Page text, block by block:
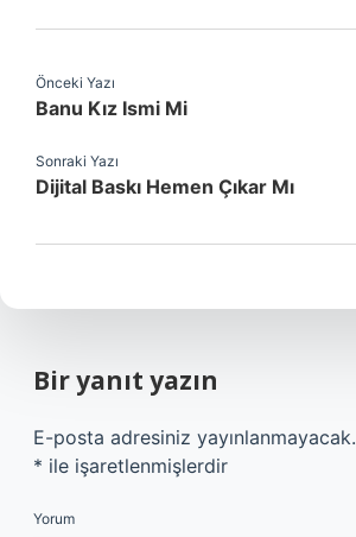
Önceki Yazı
Banu Kız Ismi Mi
Sonraki Yazı
Dijital Baskı Hemen Çıkar Mı
Bir yanıt yazın
E-posta adresiniz yayınlanmayacak.
* ile işaretlenmişlerdir
Yorum